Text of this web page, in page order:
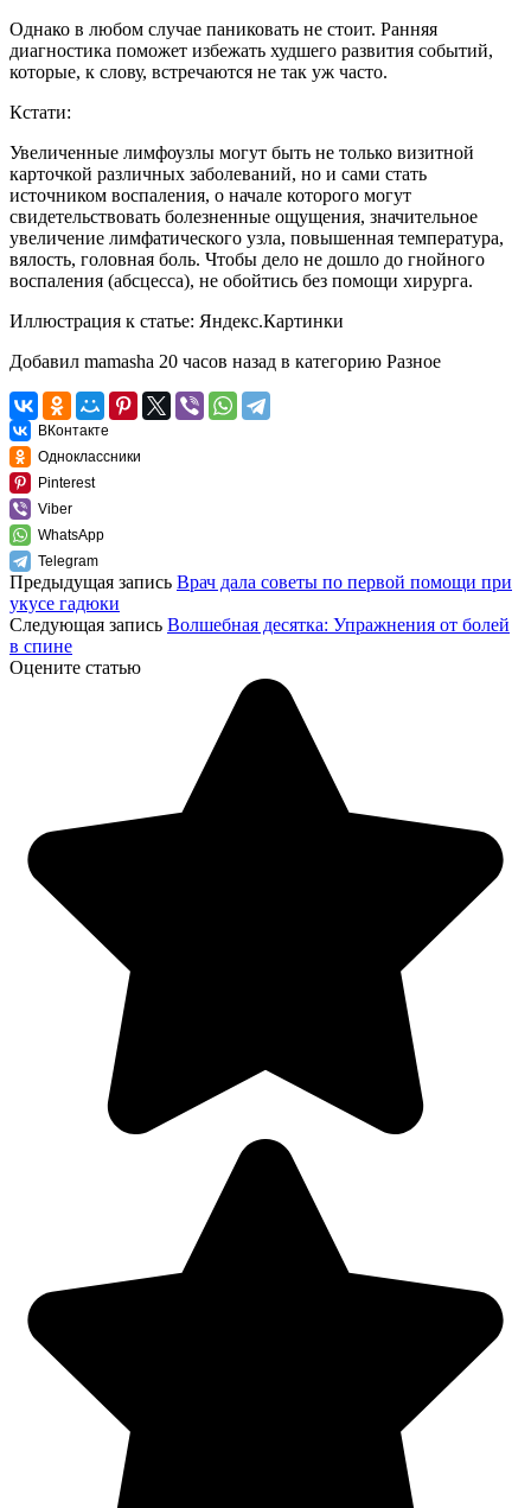
Однако в любом случае паниковать не стоит. Ранняя
диагностика поможет избежать худшего развития событий,
которые, к слову, встречаются не так уж часто.
Кстати:
Увеличенные лимфоузлы могут быть не только визитной
карточкой различных заболеваний, но и сами стать
источником воспаления, о начале которого могут
свидетельствовать болезненные ощущения, значительное
увеличение лимфатического узла, повышенная температура,
вялость, головная боль. Чтобы дело не дошло до гнойного
воспаления (абсцесса), не обойтись без помощи хирурга.
Иллюстрация к статье: Яндекс.Картинки
Добавил mamasha 20 часов назад в категорию Разное
ВКонтакте
Одноклассники
Pinterest
Viber
WhatsApp
Telegram
Предыдущая запись Врач дала советы по первой помощи при
укусе гадюки
Следующая запись Волшебная десятка: Упражнения от болей
в спине
Оцените статью